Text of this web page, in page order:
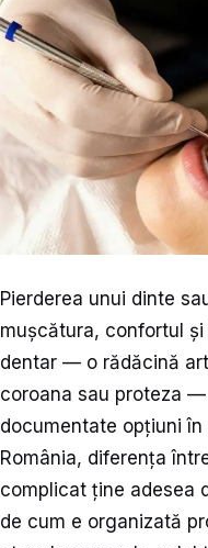
Pierderea unui dinte
mușcătura, confortul și
dentar — o rădăcină
coroana sau proteza
documentate opțiuni
România, diferența
complicat ține adesea
de cum e organizată